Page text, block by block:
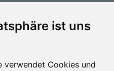
ist uns
verwendet Cookies und